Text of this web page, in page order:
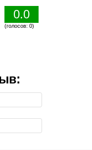
0.0
(голосов: 0)